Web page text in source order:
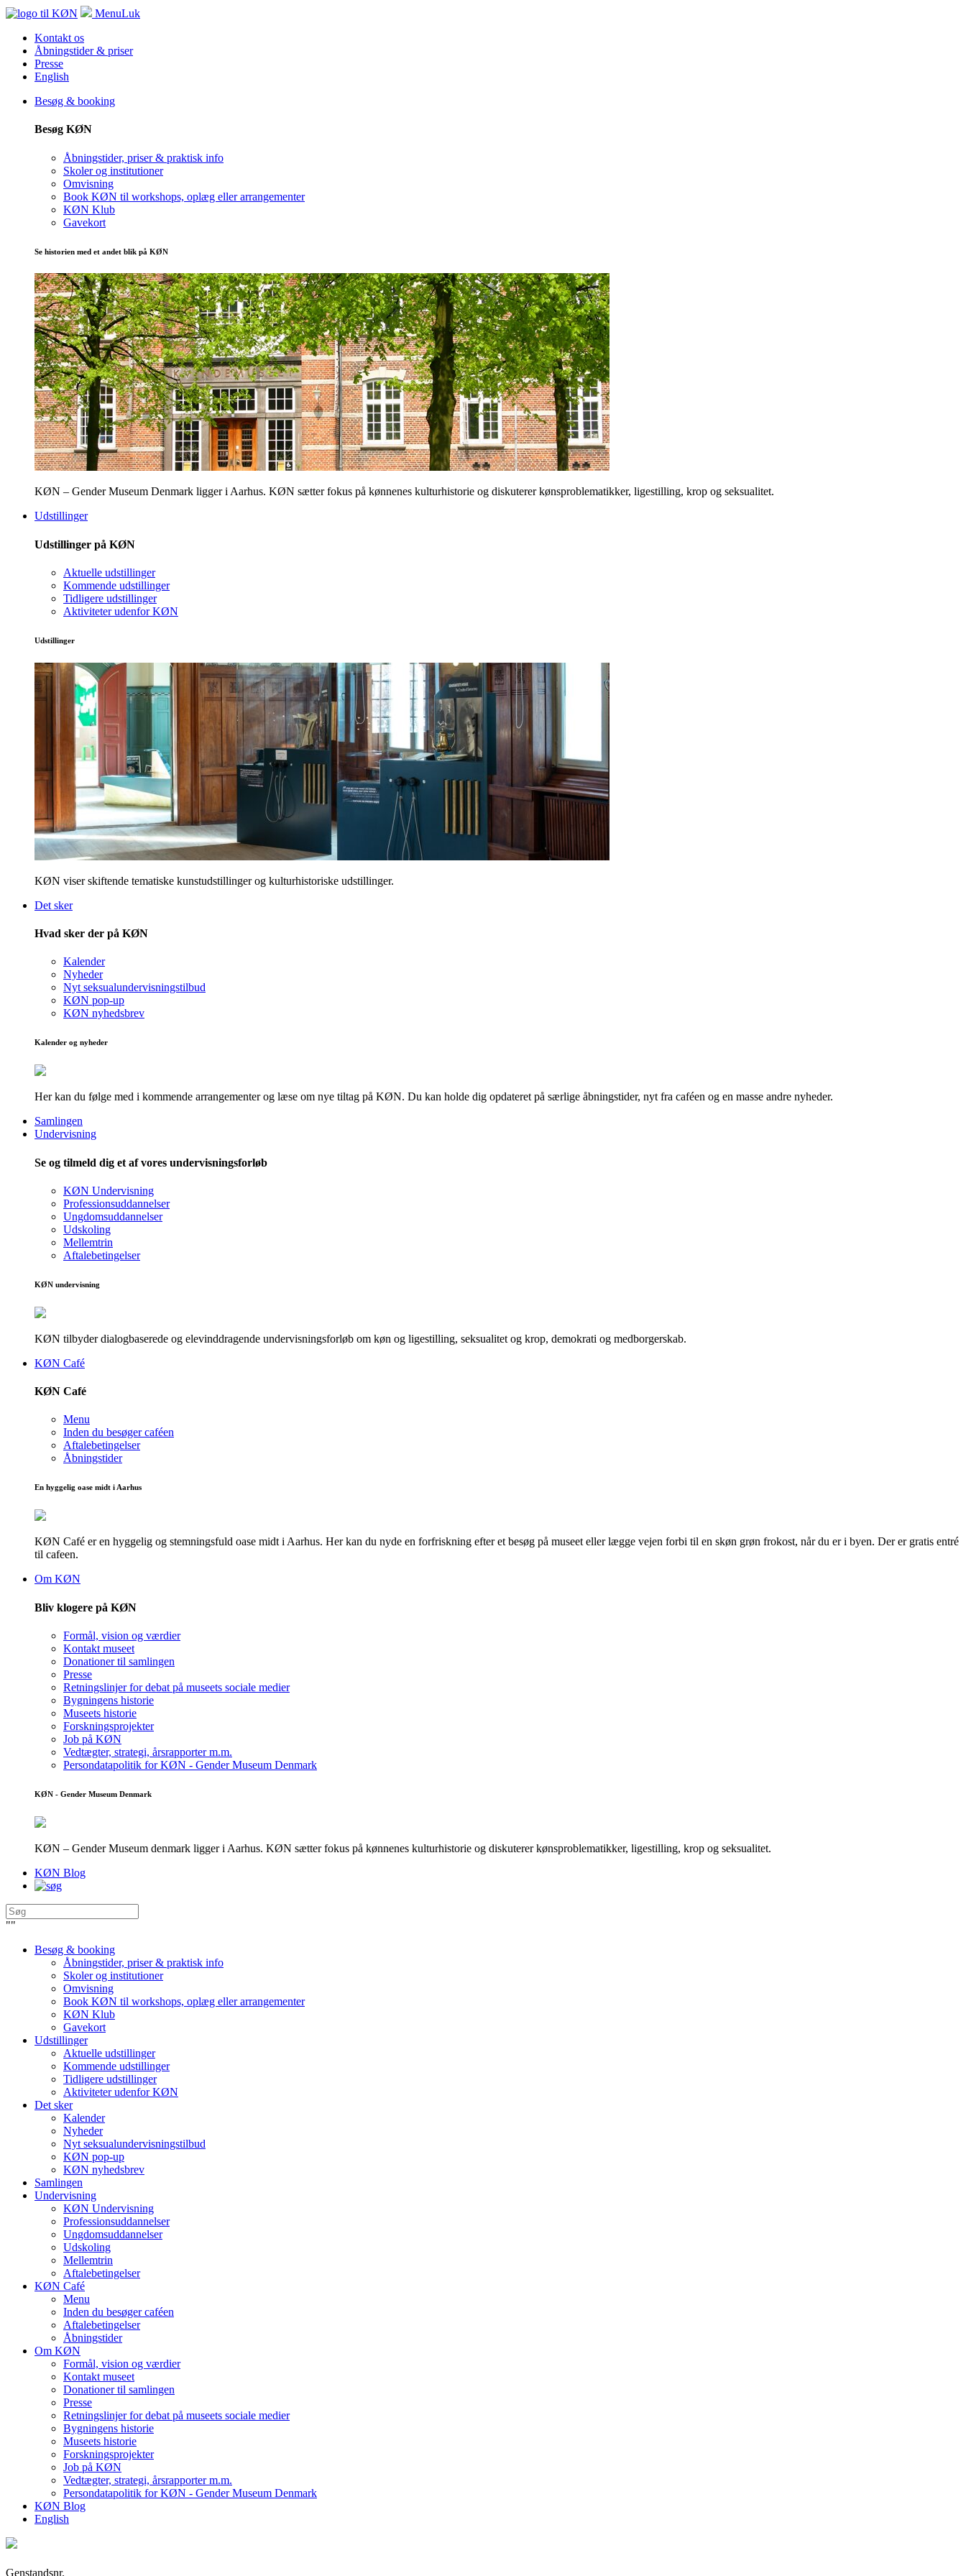
MenuLuk
Kontakt os
Åbningstider & priser
Presse
English
Besøg & booking
Besøg KØN
Åbningstider, priser & praktisk info
Skoler og institutioner
Omvisning
Book KØN til workshops, oplæg eller arrangementer
KØN Klub
Gavekort
Se historien med et andet blik på KØN
KØN – Gender Museum Denmark ligger i Aarhus. KØN sætter fokus på kønnenes kulturhistorie og diskuterer kønsproblematikker, ligestilling, krop og seksualitet.
Udstillinger
Udstillinger på KØN
Aktuelle udstillinger
Kommende udstillinger
Tidligere udstillinger
Aktiviteter udenfor KØN
Udstillinger
KØN viser skiftende tematiske kunstudstillinger og kulturhistoriske udstillinger.
Det sker
Hvad sker der på KØN
Kalender
Nyheder
Nyt seksualundervisningstilbud
KØN pop-up
KØN nyhedsbrev
Kalender og nyheder
Her kan du følge med i kommende arrangementer og læse om nye tiltag på KØN. Du kan holde dig opdateret på særlige åbningstider, nyt fra caféen og en masse andre nyheder.
Samlingen
Undervisning
Se og tilmeld dig et af vores undervisningsforløb
KØN Undervisning
Professionsuddannelser
Ungdomsuddannelser
Udskoling
Mellemtrin
Aftalebetingelser
KØN undervisning
KØN tilbyder dialogbaserede og elevinddragende undervisningsforløb om køn og ligestilling, seksualitet og krop, demokrati og medborgerskab.
KØN Café
KØN Café
Menu
Inden du besøger caféen
Aftalebetingelser
Åbningstider
En hyggelig oase midt i Aarhus
KØN Café er en hyggelig og stemningsfuld oase midt i Aarhus. Her kan du nyde en forfriskning efter et besøg på museet eller lægge vejen forbi til en skøn grøn frokost, når du er i byen. Der er gratis entré
til cafeen.
Om KØN
Bliv klogere på KØN
Formål, vision og værdier
Kontakt museet
Donationer til samlingen
Presse
Retningslinjer for debat på museets sociale medier
Bygningens historie
Museets historie
Forskningsprojekter
Job på KØN
Vedtægter, strategi, årsrapporter m.m.
Persondatapolitik for KØN - Gender Museum Denmark
KØN - Gender Museum Denmark
KØN – Gender Museum denmark ligger i Aarhus. KØN sætter fokus på kønnenes kulturhistorie og diskuterer kønsproblematikker, ligestilling, krop og seksualitet.
KØN Blog
""
Besøg & booking
Åbningstider, priser & praktisk info
Skoler og institutioner
Omvisning
Book KØN til workshops, oplæg eller arrangementer
KØN Klub
Gavekort
Udstillinger
Aktuelle udstillinger
Kommende udstillinger
Tidligere udstillinger
Aktiviteter udenfor KØN
Det sker
Kalender
Nyheder
Nyt seksualundervisningstilbud
KØN pop-up
KØN nyhedsbrev
Samlingen
Undervisning
KØN Undervisning
Professionsuddannelser
Ungdomsuddannelser
Udskoling
Mellemtrin
Aftalebetingelser
KØN Café
Menu
Inden du besøger caféen
Aftalebetingelser
Åbningstider
Om KØN
Formål, vision og værdier
Kontakt museet
Donationer til samlingen
Presse
Retningslinjer for debat på museets sociale medier
Bygningens historie
Museets historie
Forskningsprojekter
Job på KØN
Vedtægter, strategi, årsrapporter m.m.
Persondatapolitik for KØN - Gender Museum Denmark
KØN Blog
English
Genstandsnr.